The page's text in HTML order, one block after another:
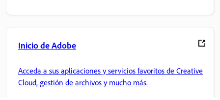
Inicio de Adobe
Acceda a sus aplicaciones y servicios favoritos de Creative
Cloud, gestión de archivos y mucho más.